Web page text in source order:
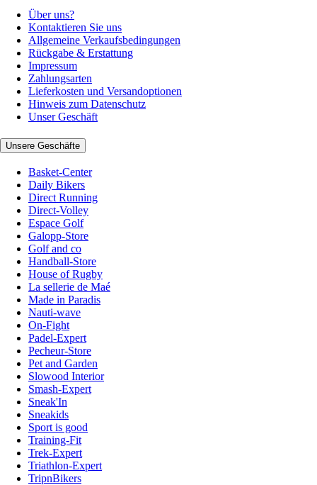
Über uns?
Kontaktieren Sie uns
Allgemeine Verkaufsbedingungen
Rückgabe & Erstattung
Impressum
Zahlungsarten
Lieferkosten und Versandoptionen
Hinweis zum Datenschutz
Unser Geschäft
Unsere Geschäfte
Basket-Center
Daily Bikers
Direct Running
Direct-Volley
Espace Golf
Galopp-Store
Golf and co
Handball-Store
House of Rugby
La sellerie de Maé
Made in Paradis
Nauti-wave
On-Fight
Padel-Expert
Pecheur-Store
Pet and Garden
Slowood Interior
Smash-Expert
Sneak'In
Sneakids
Sport is good
Training-Fit
Trek-Expert
Triathlon-Expert
TripnBikers